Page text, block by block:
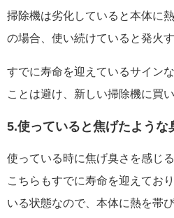
掃除機は劣化していると本体に
の場合、使い続けていると発火
すでに寿命を迎えているサイン
ことは避け、新しい掃除機に買
5.使っていると焦げたような
使っている時に焦げ臭さを感じ
こちらもすでに寿命を迎えてお
いる状態なので、本体に熱を帯